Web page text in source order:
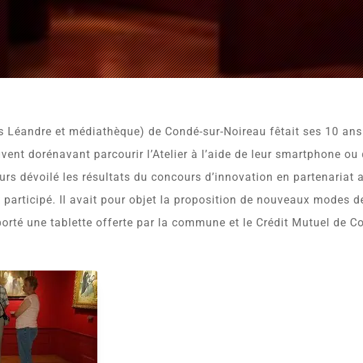
Léandre et médiathèque) de Condé-sur-Noireau fêtait ses 10
dorénavant parcourir l’Atelier à l’aide de leur smartphone
dévoilé les résultats du concours d’innovation en partenariat
participé. Il avait pour objet la proposition de nouveaux modes
une tablette offerte par la commune et le Crédit Mutuel de